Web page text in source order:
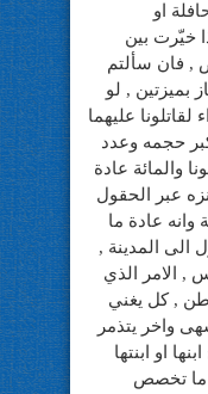
او
خيّرت بين
, فان سألتم
بميزتين , لو
عليهما
حجمه وعدد
والمائة عادة
عبر الحقول
عادة ما
الى المدينة ,
, الامر الذي
, كل يغني
واخر يتذمر
او ابنتها
ما تخصص